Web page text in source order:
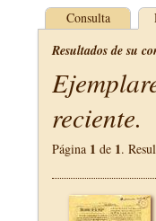
Consulta
Resultados de su
reciente.
Página 1 de 1.